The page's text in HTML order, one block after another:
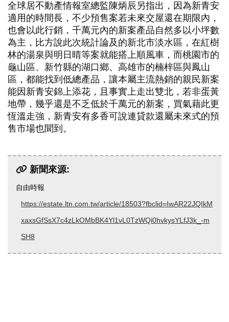
全球居不動產情報室總監陳炳辰另指出，因為新青安
適用的時間長，不少預售案若未來交屋還在期限內，
也會以此行銷，千萬元內的新案產品自然多以小坪數
為主，比方說此次統計論及的新北市淡水區，在紅樹
林的湯泉與明日晴等案就能搭上順風車，而桃園市的
龜山區、新竹縣的湖口鄉、高雄市的楠梓區與鳳山
區，都能找到低總產品，讓本屬主流熱銷的親民新案
能因新青安錦上添花，且事實上走出雙北，若非蛋黃
地帶，幾乎還是不乏低於千萬元的新案，買氣藉此更
恆溫走強，新青安有多香可說連貸款還屬未來式的預
售市場也聞到。
新聞來源:
自由時報
https://estate.ltn.com.tw/article/18503?fbclid=IwAR22JQIkM
xaxsGfSsX7c4zLkOMbBK4Yl1vL0TzWQi0hvkysYLfJ3k_-m
SH8